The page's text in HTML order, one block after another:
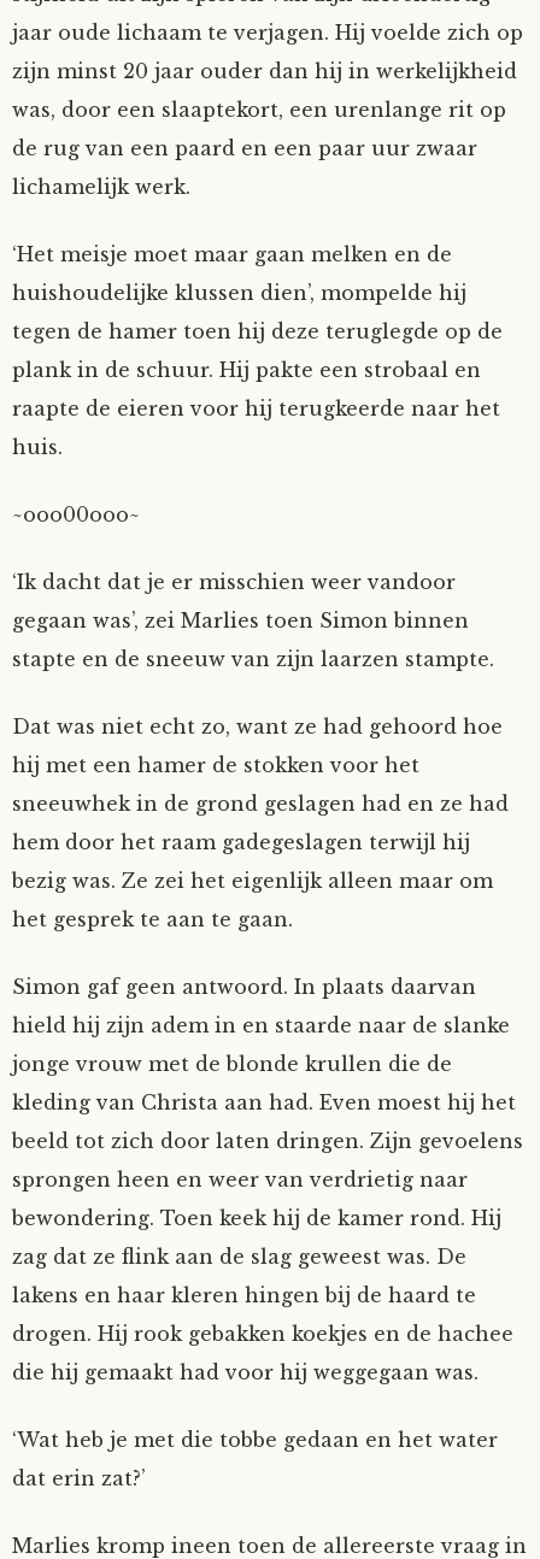
jaar oude lichaam te verjagen. Hij voelde zich op
zijn minst 20 jaar ouder dan hij in werkelijkheid
was, door een slaaptekort, een urenlange rit op
de rug van een paard en een paar uur zwaar
lichamelijk werk.
‘Het meisje moet maar gaan melken en de
huishoudelijke klussen dien’, mompelde hij
tegen de hamer toen hij deze teruglegde op de
plank in de schuur. Hij pakte een strobaal en
raapte de eieren voor hij terugkeerde naar het
huis.
~ooo00ooo~
‘Ik dacht dat je er misschien weer vandoor
gegaan was’, zei Marlies toen Simon binnen
stapte en de sneeuw van zijn laarzen stampte.
Dat was niet echt zo, want ze had gehoord hoe
hij met een hamer de stokken voor het
sneeuwhek in de grond geslagen had en ze had
hem door het raam gadegeslagen terwijl hij
bezig was. Ze zei het eigenlijk alleen maar om
het gesprek te aan te gaan.
Simon gaf geen antwoord. In plaats daarvan
hield hij zijn adem in en staarde naar de slanke
jonge vrouw met de blonde krullen die de
kleding van Christa aan had. Even moest hij het
beeld tot zich door laten dringen. Zijn gevoelens
sprongen heen en weer van verdrietig naar
bewondering. Toen keek hij de kamer rond. Hij
zag dat ze flink aan de slag geweest was. De
lakens en haar kleren hingen bij de haard te
drogen. Hij rook gebakken koekjes en de hachee
die hij gemaakt had voor hij weggegaan was.
‘Wat heb je met die tobbe gedaan en het water
dat erin zat?’
Marlies kromp ineen toen de allereerste vraag in